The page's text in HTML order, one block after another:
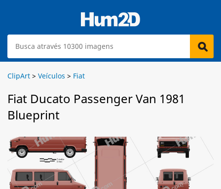
ClipArt > Veículos > Fiat
Fiat Ducato Passenger Van 1981
Blueprint